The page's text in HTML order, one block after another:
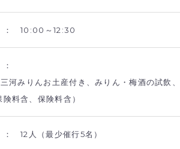
：10:00～12:30
：
河みりんお土産付き、みりん・梅酒の試飲
料含、保険料含）
：12人（最少催行5名）